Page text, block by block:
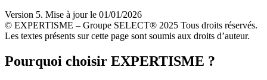
Version 5. Mise à jour le 01/01/2026
© EXPERTISME – Groupe SELECT® 2025 Tous droits réservés.
Les textes présents sur cette page sont soumis aux droits d’auteur.
Pourquoi choisir EXPERTISME ?